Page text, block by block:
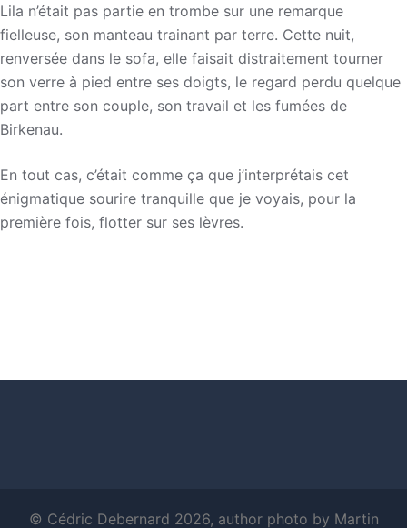
Lila n’était pas partie en trombe sur une remarque
fielleuse, son manteau trainant par terre. Cette nuit,
renversée dans le sofa, elle faisait distraitement tourner
son verre à pied entre ses doigts, le regard perdu quelque
part entre son couple, son travail et les fumées de
Birkenau.
En tout cas, c’était comme ça que j’interprétais cet
énigmatique sourire tranquille que je voyais, pour la
première fois, flotter sur ses lèvres.
© Cédric Debernard 2026, author photo by Martin